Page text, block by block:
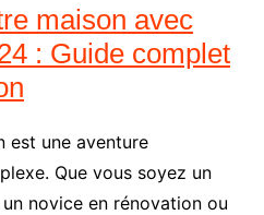
maison avec
: Guide complet
est une aventure
Que vous soyez un
novice en rénovation ou